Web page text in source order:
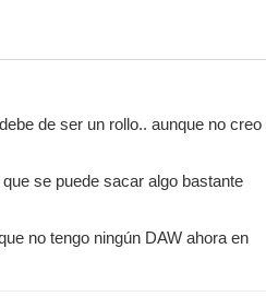
de ser un rollo.. aunque no creo
se puede sacar algo bastante
no tengo ningún DAW ahora en